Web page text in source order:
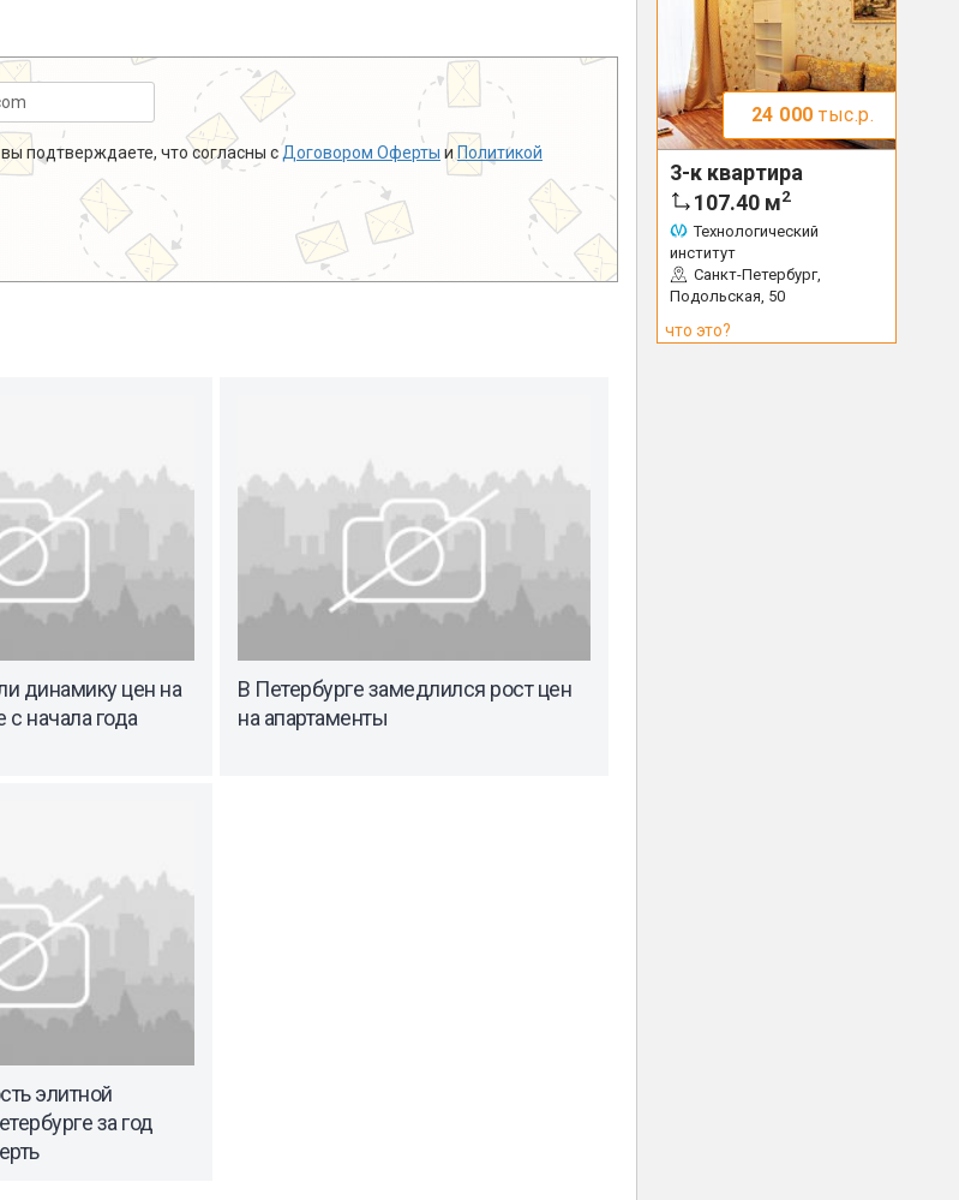
подтверждаете, что согласны с Договором Оферты и Политикой
динамику цен на
начала года
В Петербурге замедлился рост цен
на апартаменты
элитной
за год
24 000 тыс.р.
3-к квартира
107.40 м2
Технологический
институт
Санкт-Петербург,
Подольская, 50
что это?